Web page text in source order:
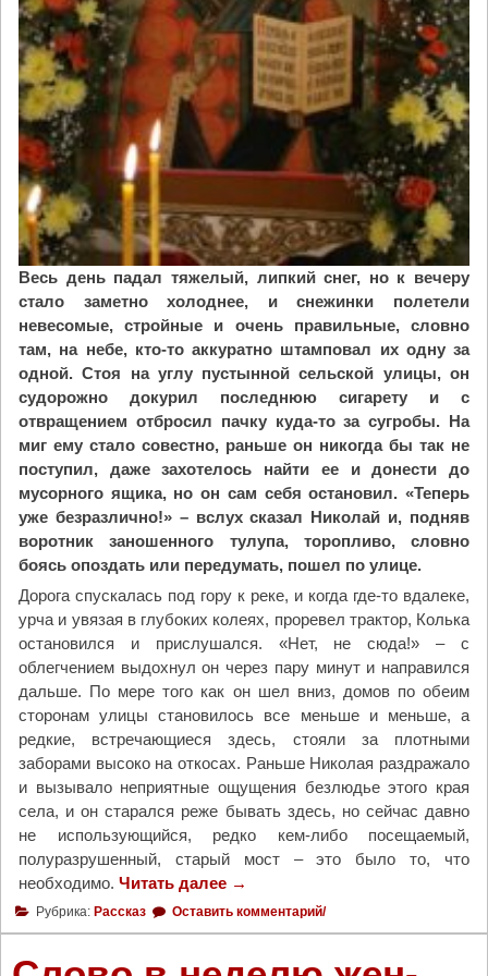
и
т
е
я
м
и
р
е
г
и
о
н
а
л
ь
н
о
г
о
э
т
а
п
а
к
о
н
к
у
р
с
а
«
З
а
н
р
а
Весь день падал тяжелый, липкий снег, но к вечеру
стало заметно холоднее, и снежинки полетели
невесомые, стройные и очень правильные, словно
там, на небе, кто-то аккуратно штамповал их одну за
одной. Стоя на углу пустынной сельской улицы, он
судорожно докурил последнюю сигарету и с
отвращением отбросил пачку куда-то за сугробы. На
миг ему стало совестно, раньше он никогда бы так не
поступил, даже захотелось найти ее и донести до
мусорного ящика, но он сам себя остановил. «Теперь
уже безразлично!» – вслух сказал Николай и, подняв
воротник заношенного тулупа, торопливо, словно
боясь опоздать или передумать, пошел по улице.
Дорога спускалась под гору к реке, и когда где-то вдалеке,
урча и увязая в глубоких колеях, проревел трактор, Колька
остановился и прислушался. «Нет, не сюда!» – с
облегчением выдохнул он через пару минут и направился
дальше. По мере того как он шел вниз, домов по обеим
сторонам улицы становилось все меньше и меньше, а
редкие, встречающиеся здесь, стояли за плотными
заборами высоко на откосах. Раньше Николая раздражало
и вызывало неприятные ощущения безлюдье этого края
села, и он старался реже бывать здесь, но сейчас давно
не использующийся, редко кем-либо посещаемый,
полуразрушенный, старый мост – это было то, что
необходимо. Читать далее "
З
а
→
Рубрика: Рассказ Оставить комментарий/